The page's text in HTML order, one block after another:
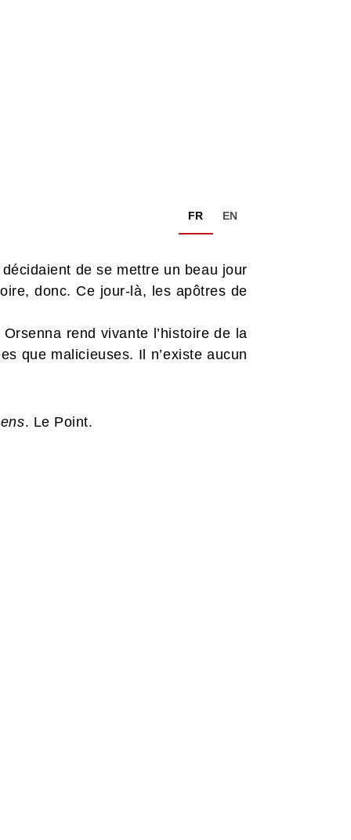
FR EN
de se mettre un beau jour
donc. Ce jour-là, les apôtres de
rend vivante l’histoire de la
que malicieuses. Il n’existe aucun
. Le Point.